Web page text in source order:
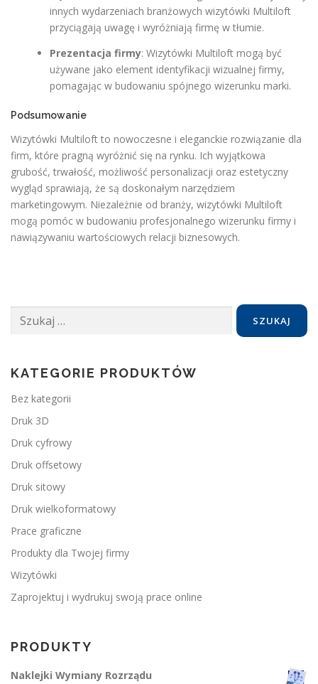
innych wydarzeniach branżowych wizytówki Multiloft
przyciągają uwagę i wyróżniają firmę w tłumie.
Prezentacja firmy: Wizytówki Multiloft mogą być
używane jako element identyfikacji wizualnej firmy,
pomagając w budowaniu spójnego wizerunku marki.
Podsumowanie
Wizytówki Multiloft to nowoczesne i eleganckie rozwiązanie dla
firm, które pragną wyróżnić się na rynku. Ich wyjątkowa
grubość, trwałość, możliwość personalizacji oraz estetyczny
wygląd sprawiają, że są doskonałym narzędziem
marketingowym. Niezależnie od branży, wizytówki Multiloft
mogą pomóc w budowaniu profesjonalnego wizerunku firmy i
nawiązywaniu wartościowych relacji biznesowych.
Szukaj:
KATEGORIE PRODUKTÓW
Bez kategorii
Druk 3D
Druk cyfrowy
Druk offsetowy
Druk sitowy
Druk wielkoformatowy
Prace graficzne
Produkty dla Twojej firmy
Wizytówki
Zaprojektuj i wydrukuj swoją prace online
PRODUKTY
Naklejki Wymiany Rozrządu